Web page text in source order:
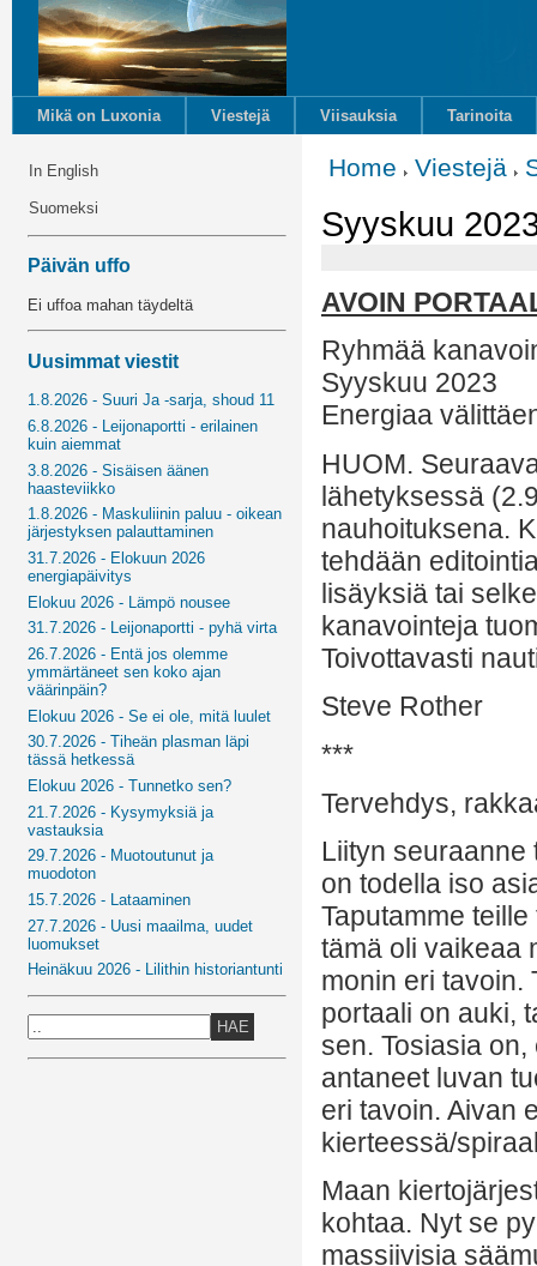
Mikä on Luxonia Viestejä Viisauksia Tarinoita
In English
Suomeksi
Päivän uffo
Ei uffoa mahan täydeltä
Uusimmat viestit
1.8.2026 - Suuri Ja -sarja, shoud 11
6.8.2026 - Leijonaportti - erilainen
kuin aiemmat
3.8.2026 - Sisäisen äänen
haasteviikko
1.8.2026 - Maskuliinin paluu - oikean
järjestyksen palauttaminen
31.7.2026 - Elokuun 2026
energiapäivitys
Elokuu 2026 - Lämpö nousee
31.7.2026 - Leijonaportti - pyhä virta
26.7.2026 - Entä jos olemme
ymmärtäneet sen koko ajan
väärinpäin?
Elokuu 2026 - Se ei ole, mitä luulet
30.7.2026 - Tiheän plasman läpi
tässä hetkessä
Elokuu 2026 - Tunnetko sen?
21.7.2026 - Kysymyksiä ja
vastauksia
29.7.2026 - Muotoutunut ja
muodoton
15.7.2026 - Lataaminen
27.7.2026 - Uusi maailma, uudet
luomukset
Heinäkuu 2026 - Lilithin historiantunti
HAE
Home Viestejä
Syyskuu
AVOIN
Ryhmää
Syyskuu 2023
Energiaa
HUOM.
lähetyksessä
nauhoituksena.
tehdään
lisäyksiä tai
kanavointeja
Toivottavasti
Steve Rother
***
Tervehdys,
Liityn seuraanne
on todella iso
Taputamme
tämä oli vaikeaa
monin eri tavoin.
portaali on auki,
sen. Tosiasia
antaneet luvan
eri tavoin. Aivan
kierteessä/
Maan
kohtaa. Nyt se
massiivisia